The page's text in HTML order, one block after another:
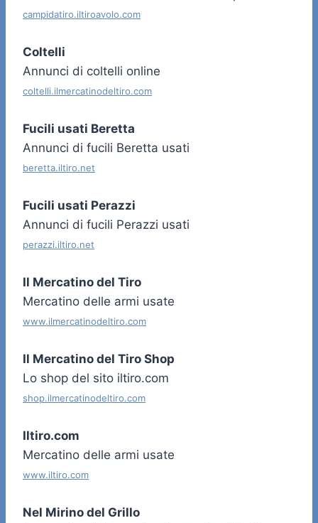
campidatiro.iltiroavolo.com
Coltelli
Annunci di coltelli online
coltelli.ilmercatinodeltiro.com
Fucili usati Beretta
Annunci di fucili Beretta usati
beretta.iltiro.net
Fucili usati Perazzi
Annunci di fucili Perazzi usati
perazzi.iltiro.net
Il Mercatino del Tiro
Mercatino delle armi usate
www.ilmercatinodeltiro.com
Il Mercatino del Tiro Shop
Lo shop del sito iltiro.com
shop.ilmercatinodeltiro.com
Iltiro.com
Mercatino delle armi usate
www.iltiro.com
Nel Mirino del Grillo